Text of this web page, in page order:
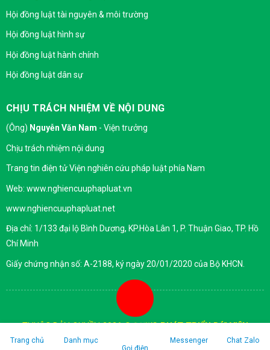
Hội đồng luật tài nguyên & môi trường
Hội đồng luật hình sự
Hội đồng luật hành chính
Hội đồng luật dân sự
CHỊU TRÁCH NHIỆM VỀ NỘI DUNG
(Ông) Nguyễn Văn Nam - Viện trưởng
Chịu trách nhiệm nội dung
Trang tin điện tử Viện nghiên cứu pháp luật phía Nam
Web: www.nghiencuuphapluat.vn
www.nghiencuuphapluat.net
Địa chỉ: 1/133 đại lộ Bình Dương, KP.Hòa Lân 1, P. Thuận Giao, TP. Hồ
Chí Minh
Giấy chứng nhận số: A-2188, ký ngày 20/01/2020 của Bộ KHCN.
THUỘC BẢN QUYỀN 2026 ©ĐƯỢC PHÁT TRIỂN BỚI VIỆN
NGHIÊN CỨU PHÁP LUẬT PHÍA NAM
Trang chủ
Danh mục
Gọi điện
Messenger Chat Zalo